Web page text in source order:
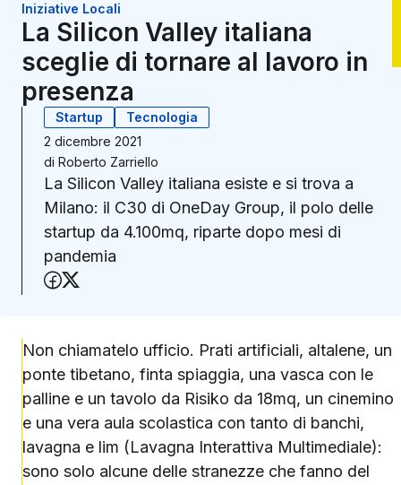
Iniziative Locali
La Silicon Valley italiana
sceglie di tornare al lavoro in
presenza
Startup
Tecnologia
2 dicembre 2021
di Roberto Zarriello
La Silicon Valley italiana esiste e si trova a
Milano: il C30 di OneDay Group, il polo delle
startup da 4.100mq, riparte dopo mesi di
pandemia
Condividi su Facebook
Non chiamatelo ufficio. Prati artificiali, altalene, un
ponte tibetano, finta spiaggia, una vasca con le
palline e un tavolo da Risiko da 18mq, un cinemino
e una vera aula scolastica con tanto di banchi,
lavagna e lim (Lavagna Interattiva Multimediale):
sono solo alcune delle stranezze che fanno del